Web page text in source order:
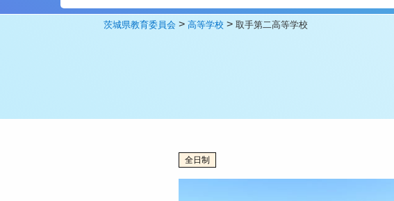
茨城県教育委員会 >高等学校 >取手第二高等学校
全日制